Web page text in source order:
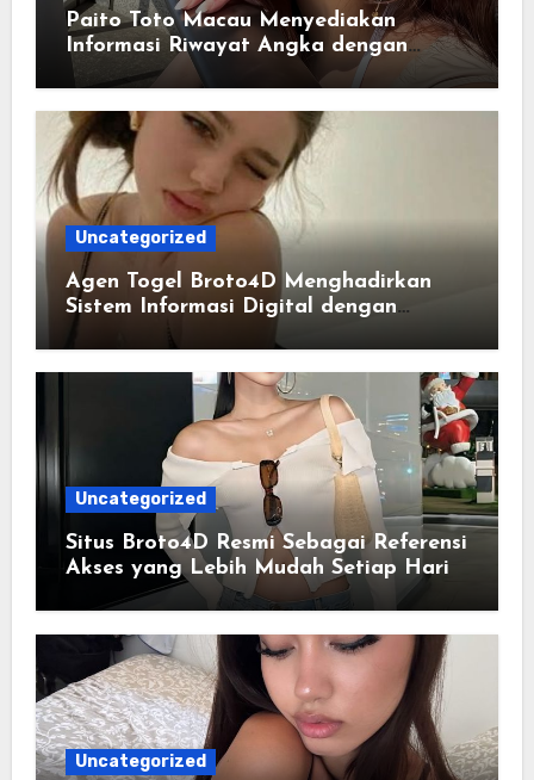
Paito Toto Macau Menyediakan
Informasi Riwayat Angka dengan
Format yang Lebih Sederhana
Uncategorized
Agen Togel Broto4D Menghadirkan
Sistem Informasi Digital dengan
Navigasi yang Lebih Efisien
Uncategorized
Situs Broto4D Resmi Sebagai Referensi
Akses yang Lebih Mudah Setiap Hari
Uncategorized